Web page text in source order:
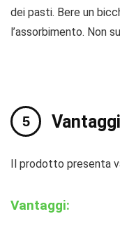
dei pasti. Bere un
l’assorbimento. Non
Il prodotto presenta
Vantaggi: